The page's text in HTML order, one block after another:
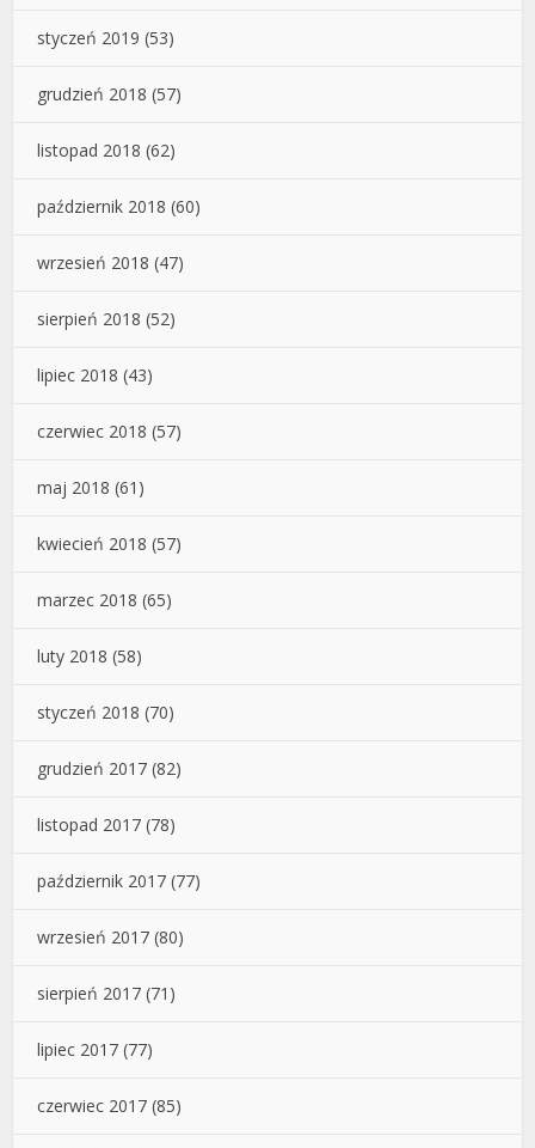
styczeń 2019 (53)
grudzień 2018 (57)
listopad 2018 (62)
październik 2018 (60)
wrzesień 2018 (47)
sierpień 2018 (52)
lipiec 2018 (43)
czerwiec 2018 (57)
maj 2018 (61)
kwiecień 2018 (57)
marzec 2018 (65)
luty 2018 (58)
styczeń 2018 (70)
grudzień 2017 (82)
listopad 2017 (78)
październik 2017 (77)
wrzesień 2017 (80)
sierpień 2017 (71)
lipiec 2017 (77)
czerwiec 2017 (85)